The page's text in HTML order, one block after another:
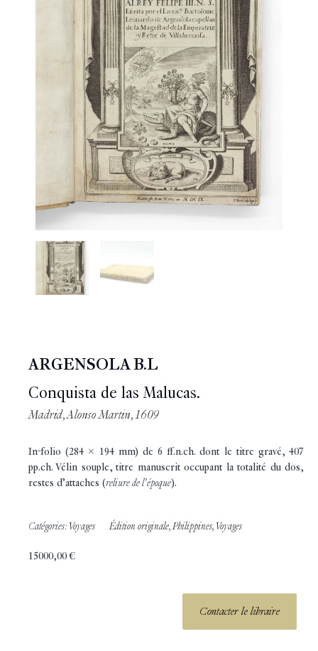
ARGENSOLA B.L
Conquista de las Malucas.
Madrid, Alonso Martin, 1609
In-folio (284 x 194 mm) de 6 ff.n.ch. dont le titre gravé, 407
pp.ch. Vélin souple, titre manuscrit occupant la totalité du dos,
restes d’attaches (reliure de l’époque).
Catégories: Voyages Édition originale, Philippines, Voyages
15000,00€
Contacter le libraire